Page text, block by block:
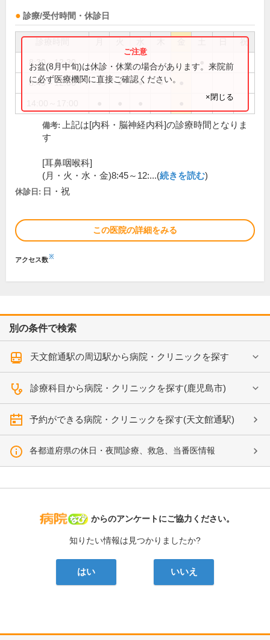
診療/受付時間・休診日
祝
8:30～12:30
8:45～12:30 ● ● ● ●
お盆(8月中旬)は休診・休業の場合があります。来院前
に必ず医療機関に直接ご確認ください。
×閉じる
備考:
上記は[内科・脳神経内科]の診療時間となりま
す
[耳鼻咽喉科]
(月・火・水・金)8:45～12:...(続きを読む)
休診日: 日・祝
この医院の詳細をみる
アクセス数※
別の条件で検索
天文館通駅の周辺駅から病院・クリニックを探す
診療科目から病院・クリニックを探す(鹿児島市)
予約ができる病院・クリニックを探す(天文館通駅)
各都道府県の休日・夜間診療、救急、当番医情報
病院なび
からのアンケートにご協力ください。
知りたい情報は見つかりましたか?
はい いいえ